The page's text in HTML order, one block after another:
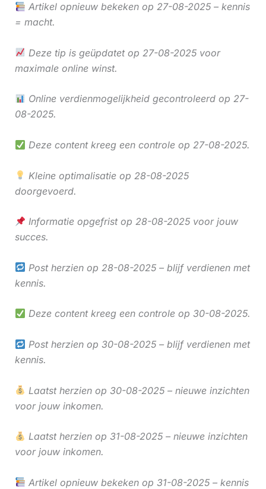
Artikel opnieuw bekeken op 27-08-2025 – kennis
= macht.
Deze tip is geüpdatet op 27-08-2025 voor
maximale online winst.
Online verdienmogelijkheid gecontroleerd op 27-
08-2025.
Deze content kreeg een controle op 27-08-2025.
Kleine optimalisatie op 28-08-2025
doorgevoerd.
Informatie opgefrist op 28-08-2025 voor jouw
succes.
Post herzien op 28-08-2025 – blijf verdienen met
kennis.
Deze content kreeg een controle op 30-08-2025.
Post herzien op 30-08-2025 – blijf verdienen met
kennis.
Laatst herzien op 30-08-2025 – nieuwe inzichten
voor jouw inkomen.
Laatst herzien op 31-08-2025 – nieuwe inzichten
voor jouw inkomen.
Artikel opnieuw bekeken op 31-08-2025 – kennis